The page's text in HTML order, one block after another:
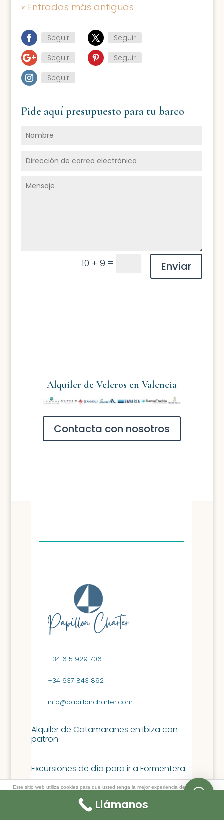
« Entradas más antiguas
Seguir Seguir
Seguir Seguir
Seguir
Pide aquí presupuesto para tu barco
10 + 9 = Enviar
Alquiler de Veleros en Valencia
Contacta con nosotros
+34 615 929 706
+34 637 843 892
info@papilloncharter.com
Alquiler de Catamaranes en Ibiza con
patron
Excursiones de día para ir a Formentera
Day Charter por IBIZA
Este sitio web utiliza cookies para que usted tenga la mejor experiencia de usuario. Si
cookies y la aceptación de nuestra
información.
ACEPTAR
Llámanos